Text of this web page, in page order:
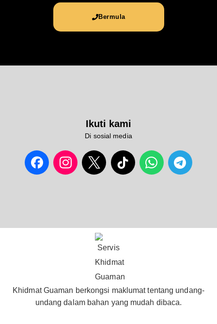
Bermula
Ikuti kami
Di sosial media
Khidmat Guaman berkongsi maklumat tentang undang-
undang dalam bahan yang mudah dibaca.